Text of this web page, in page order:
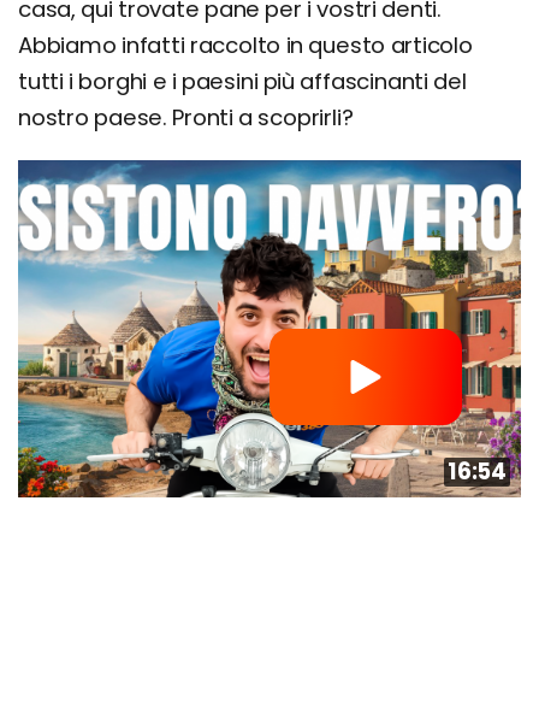
casa, qui trovate pane per i vostri denti.
Abbiamo infatti raccolto in questo articolo
tutti i borghi e i paesini più affascinanti del
nostro paese. Pronti a scoprirli?